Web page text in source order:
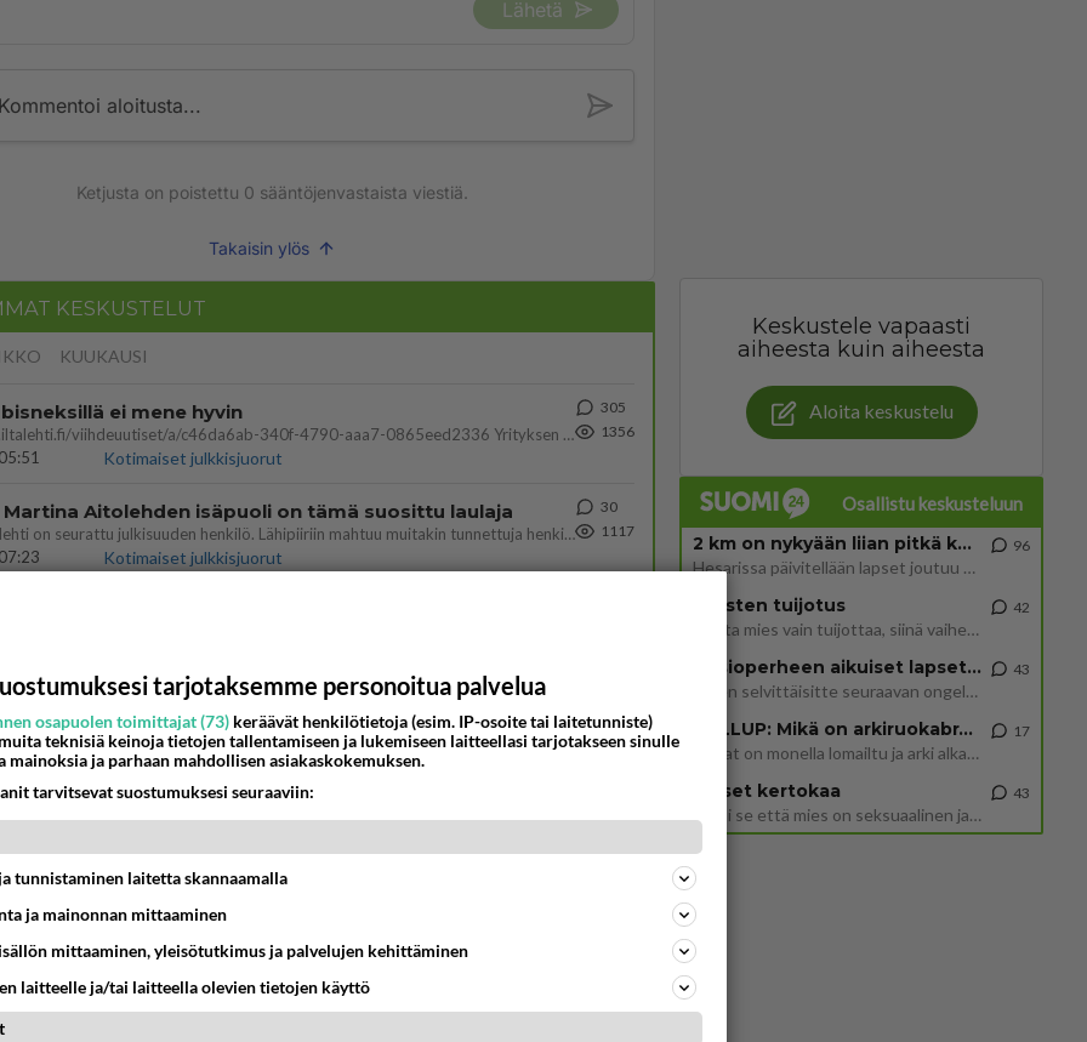
Lähetä
Kommentoi aloitusta...
Ketjusta on poistettu 0 sääntöjenvastaista viestiä.
Takaisin ylös
KESKUSTELUT
KUUKAUSI
ei mene hyvin
https://www.iltalehti.fi/viihdeuutiset/a/c46da6ab-340f-4790-aaa7-0865eed2336 Yrityksen konkurssihakemus on tullut kärä
Kotimaiset julkkisjuorut
305
1356
Aitolehden isäpuoli on tämä suosittu laulaja
Martina Aitolehti on seurattu julkisuuden henkilö. Lähipiiriin mahtuu muitakin tunnettuja henkilöitä. Tiesitkö, että Ma
Kotimaiset julkkisjuorut
30
1117
välit
tästä?
Ikävä
901
Maailman menoa
Ikävä
ymmärtänyt oikein?
suhde/molemmat ovat täysin poissuljettuja asioita? Nainen
Keskustele vapaasti
aiheesta kuin aiheesta
Aloita keskustelu
Osallistu keskusteluun
2 km on nykyään liian pitkä koulumatka
Hesarissa päivitellään lapset joutuu nyt kulkemaan 2 km kouluun jösses. Ruostefillarilla tuo matka menee vaikka miten äk
96
Miesten tuijotus
Mutta mies vain tuijottaa, siinä vaiheessa käännän itse pään pois. Mikä juttu? Yleensä jos joku tuijottaa tai katsoo, hä
42
Uusioperheen aikuiset lapset tyhjentää jääkaapin käydessään
Miten selvittäisitte seuraavan ongelman, meillä on uusioperhe, minulla teini-ikäiset lapset ja puolisolla aikuiset, jotk
43
GALLUP: Mikä on arkiruokabravuurisi?
Lomat on monella lomailtu ja arki alkaa. Se voi tarkoittaa myös sitä, että grillailut on grillattu ja palataan arjen ruo
17
Naiset kertokaa
Miksi se että mies on seksuaalinen ja haluaa seksiä ja te olette hänen mielestänne haluttava on vastenmielistä? Mikä sii
43
tarjotaksemme personoitua palvelua
osapuolen toimittajat (73) keräävät henkilötietoja (esim. IP-osoite tai laitetunniste)
teknisiä keinoja tietojen tallentamiseen ja lukemiseen laitteellasi tarjotakseen sinulle
ja parhaan mahdollisen asiakaskokemuksen.
tarvitsevat suostumuksesi seuraaviin:
tunnistaminen laitetta skannaamalla
ja mainonnan mittaaminen
mittaaminen, yleisötutkimus ja palvelujen kehittäminen
laitteelle ja/tai laitteella olevien tietojen käyttö